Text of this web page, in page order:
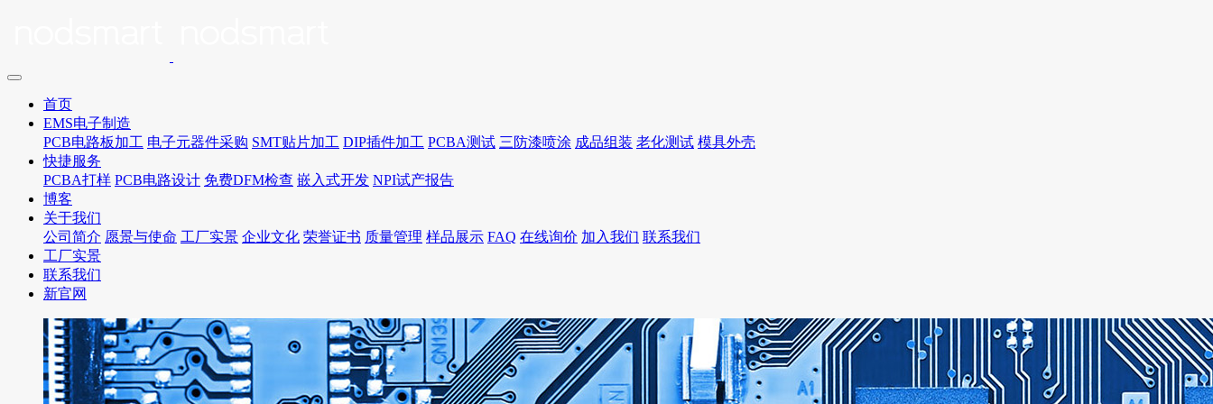
首页
EMS电子制造
PCB电路板加工 电子元器件采购 SMT贴片加工 DIP插件加工 PCBA测试 三防漆喷涂 成品组装 老化测试 模具外壳
快捷服务
PCBA打样 PCB电路设计 免费DFM检查 嵌入式开发 NPI试产报告
博客
关于我们
公司简介 愿景与使命 工厂实景 企业文化 荣誉证书 质量管理 样品展示 FAQ 在线询价 加入我们 联系我们
工厂实景
联系我们
新官网